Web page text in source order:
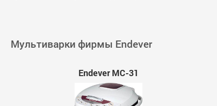
Мультиварки фирмы Endever
Endever MC-31